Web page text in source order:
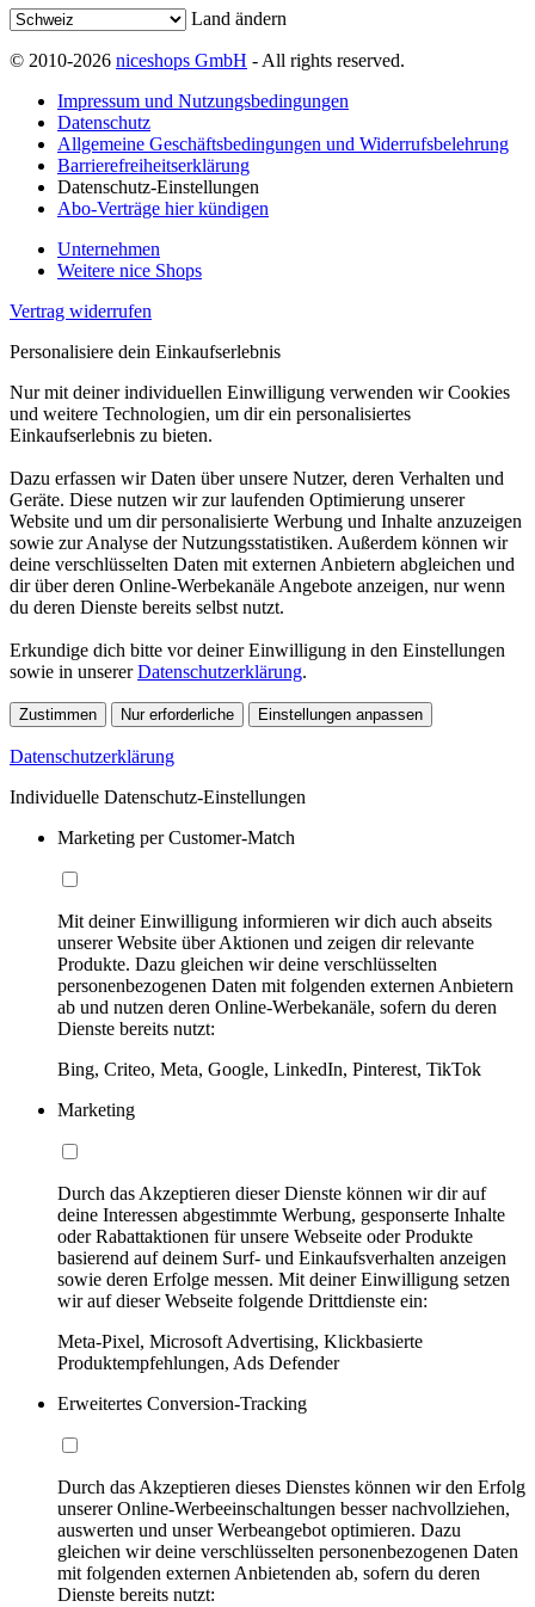
Land ändern
© 2010-2026 niceshops GmbH - All rights reserved.
Impressum und Nutzungsbedingungen
Datenschutz
Allgemeine Geschäftsbedingungen und Widerrufsbelehrung
Barrierefreiheitserklärung
Datenschutz-Einstellungen
Abo-Verträge hier kündigen
Unternehmen
Weitere nice Shops
Vertrag widerrufen
Personalisiere dein Einkaufserlebnis
Nur mit deiner individuellen Einwilligung verwenden wir Cookies
und weitere Technologien, um dir ein personalisiertes
Einkaufserlebnis zu bieten.
Dazu erfassen wir Daten über unsere Nutzer, deren Verhalten und
Geräte. Diese nutzen wir zur laufenden Optimierung unserer
Website und um dir personalisierte Werbung und Inhalte anzuzeigen
sowie zur Analyse der Nutzungsstatistiken. Außerdem können wir
deine verschlüsselten Daten mit externen Anbietern abgleichen und
dir über deren Online-Werbekanäle Angebote anzeigen, nur wenn
du deren Dienste bereits selbst nutzt.
Erkundige dich bitte vor deiner Einwilligung in den Einstellungen
sowie in unsererDatenschutzerklärung.
Zustimmen Nur erforderliche Einstellungen anpassen
Datenschutzerklärung
Individuelle Datenschutz-Einstellungen
Marketing per Customer-Match
Mit deiner Einwilligung informieren wir dich auch abseits
unserer Website über Aktionen und zeigen dir relevante
Produkte. Dazu gleichen wir deine verschlüsselten
personenbezogenen Daten mit folgenden externen Anbietern
ab und nutzen deren Online-Werbekanäle, sofern du deren
Dienste bereits nutzt:
Bing, Criteo, Meta, Google, LinkedIn, Pinterest, TikTok
Marketing
Durch das Akzeptieren dieser Dienste können wir dir auf
deine Interessen abgestimmte Werbung, gesponserte Inhalte
oder Rabattaktionen für unsere Webseite oder Produkte
basierend auf deinem Surf- und Einkaufsverhalten anzeigen
sowie deren Erfolge messen. Mit deiner Einwilligung setzen
wir auf dieser Webseite folgende Drittdienste ein:
Meta-Pixel, Microsoft Advertising, Klickbasierte
Produktempfehlungen, Ads Defender
Erweitertes Conversion-Tracking
Durch das Akzeptieren dieses Dienstes können wir den Erfolg
unserer Online-Werbeeinschaltungen besser nachvollziehen,
auswerten und unser Werbeangebot optimieren. Dazu
gleichen wir deine verschlüsselten personenbezogenen Daten
mit folgenden externen Anbietenden ab, sofern du deren
Dienste bereits nutzt: